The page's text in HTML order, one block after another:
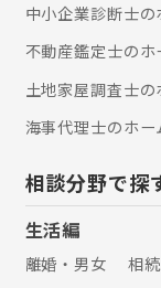
中小企業診断士
不動産鑑定士の
土地家屋調査士
海事代理士のホー
相談分野で探
生活編
離婚・男女 相